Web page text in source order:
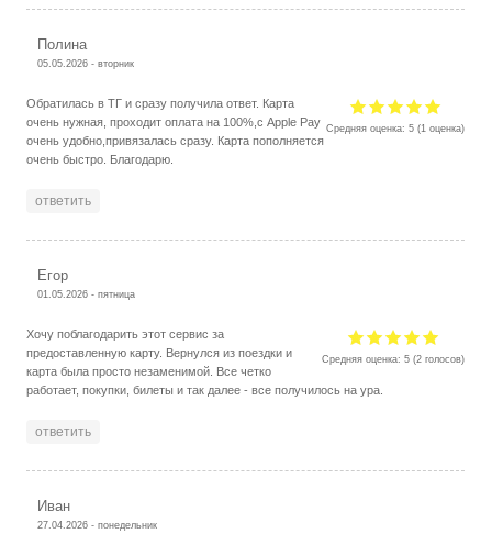
Полина
05.05.2026 - вторник
Средняя оценка:5 (1 оценка)
Обратилась в ТГ и сразу получила ответ. Карта
очень нужная, проходит оплата на 100%,с Apple Pay
очень удобно,привязалась сразу. Карта пополняется
очень быстро. Благодарю.
ответить
Егор
01.05.2026 - пятница
Средняя оценка:5 (2 голосов)
Хочу поблагодарить этот сервис за
предоставленную карту. Вернулся из поездки и
карта была просто незаменимой. Все четко
работает, покупки, билеты и так далее - все получилось на ура.
ответить
Иван
27.04.2026 - понедельник